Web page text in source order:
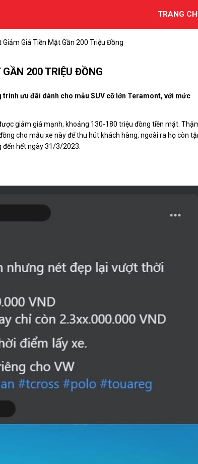
TRANG
Giá Tiền Mặt Gần 200 Triệu Đồng
200 TRIỆU ĐỒNG
ưu đãi dành cho mẫu SUV cỡ lớn Teramont, với mức
giảm giá mạnh, khoảng 130-180 triệu đồng tiền mặt.
cho mẫu xe này để thu hút khách hàng, ngoài ra họ còn
đến hết ngày 31/3/2023.